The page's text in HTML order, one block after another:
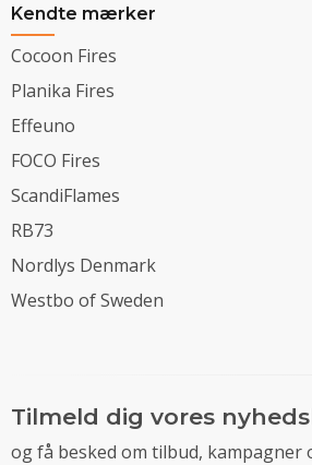
Kendte mærker
Cocoon Fires
Planika Fires
Effeuno
FOCO Fires
ScandiFlames
RB73
Nordlys Denmark
Westbo of Sweden
Tilmeld dig vores
og få besked om tilbud, kampagner